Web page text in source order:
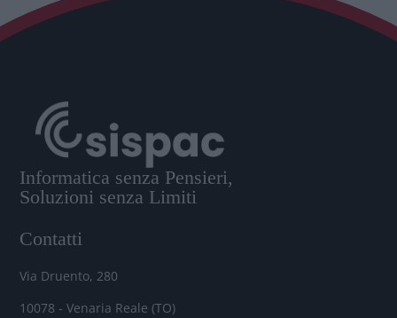
Informatica senza Pensieri,
Soluzioni senza Limiti
Contatti
Via Druento, 280
10078 - Venaria Reale (TO)